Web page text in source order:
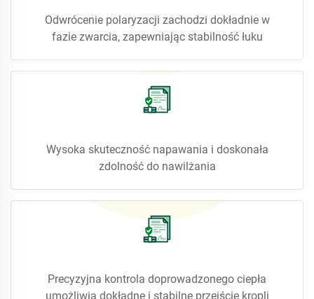
Odwrócenie polaryzacji zachodzi dokładnie w
fazie zwarcia, zapewniając stabilność łuku
Wysoka skuteczność napawania i doskonała
zdolność do nawilżania
Precyzyjna kontrola doprowadzonego ciepła
umożliwia dokładne i stabilne przejście kropli